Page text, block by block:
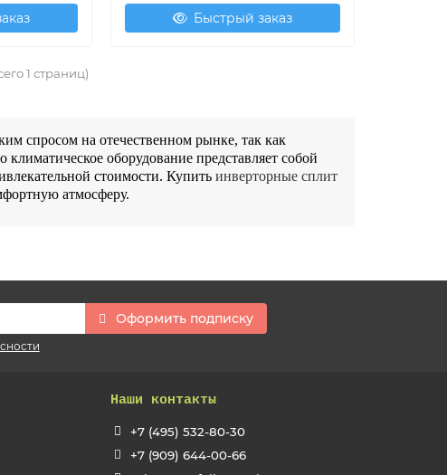
Быстрый заказ
1 страниц)
спросом на отечественном рынке, так как
оборудование представляет собой
стоимости. Купить инверторные сплит
атмосферу.
Оформить подписку
Наши контакты
+7 (495) 532-80-30
+7 (909) 644-00-66